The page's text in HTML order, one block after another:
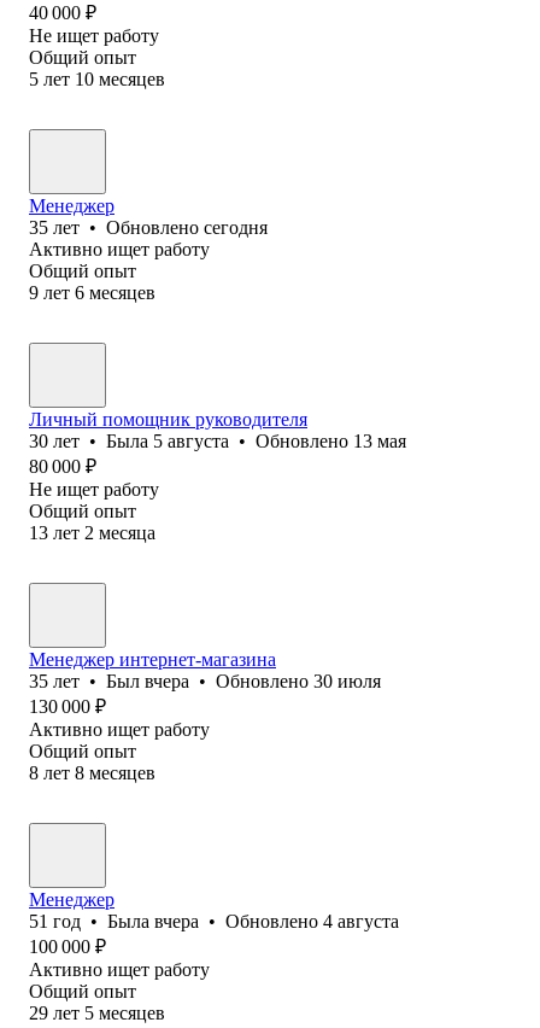
40 000 ₽
Не ищет работу
Общий опыт
5 лет 10 месяцев
Менеджер
35 лет • Обновлено сегодня
Активно ищет работу
Общий опыт
9 лет 6 месяцев
Личный помощник руководителя
30 лет • Была 5 августа • Обновлено 13 мая
80 000 ₽
Не ищет работу
Общий опыт
13 лет 2 месяца
Менеджер интернет-магазина
35 лет • Был вчера • Обновлено 30 июля
130 000 ₽
Активно ищет работу
Общий опыт
8 лет 8 месяцев
Менеджер
51 год • Была вчера • Обновлено 4 августа
100 000 ₽
Активно ищет работу
Общий опыт
29 лет 5 месяцев